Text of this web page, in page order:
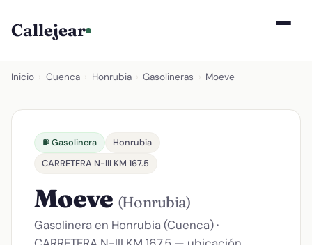
Callejear
Inicio Cuenca Honrubia Gasolineras Moeve
⛽ Gasolinera
Honrubia
CARRETERA N-III KM 167.5
Moeve (Honrubia)
Gasolinera en Honrubia (Cuenca) ·